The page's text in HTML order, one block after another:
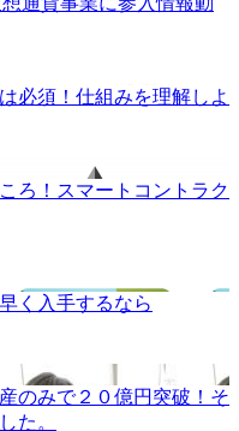
必須！仕組みを理解しよ
ろ！スマートコントラク
く入手するなら
のみで２０億円突破！そ
た。